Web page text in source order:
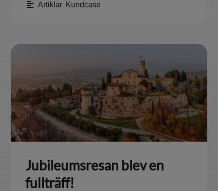
Artiklar, Kundcase
Jubileumsresan blev en
fullträff!